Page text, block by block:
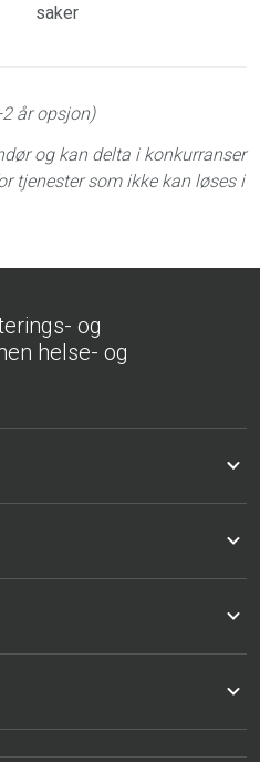
saker
år opsjon)
og kan delta i konkurranser
tjenester som ikke kan løses i
og
helse- og